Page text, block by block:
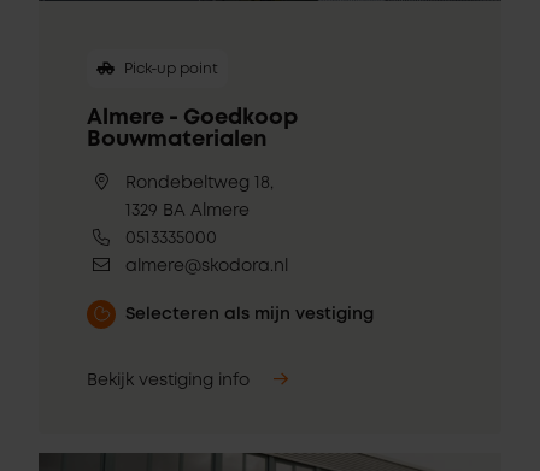
Pick-up point
Almere - Goedkoop
Bouwmaterialen
Rondebeltweg 18,
1329 BA Almere
0513335000
almere@skodora.nl
Selecteren als mijn vestiging
Bekijk vestiging info